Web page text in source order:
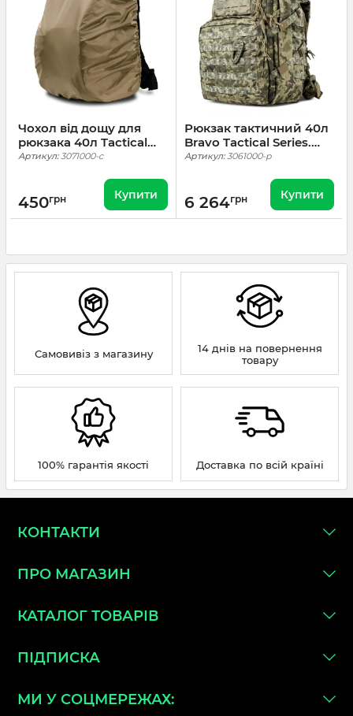
Чохол від дощу для
рюкзака 40л Tactical
Series.Койот
Артикул:3071000-c
450грн Купити
Рюкзак тактичний 40л
Bravo Tactical Series.
Піксель
Артикул:3061000-p
6 264грн Купити
Самовивіз з магазину
14 днів на повернення
товару
100% гарантія якості Доставка по всій країні
КОНТАКТИ
ПРО МАГАЗИН
КАТАЛОГ ТОВАРІВ
ПІДПИСКА
МИ У СОЦМЕРЕЖАХ: